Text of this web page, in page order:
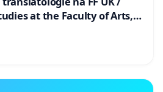
at the Faculty of Arts,